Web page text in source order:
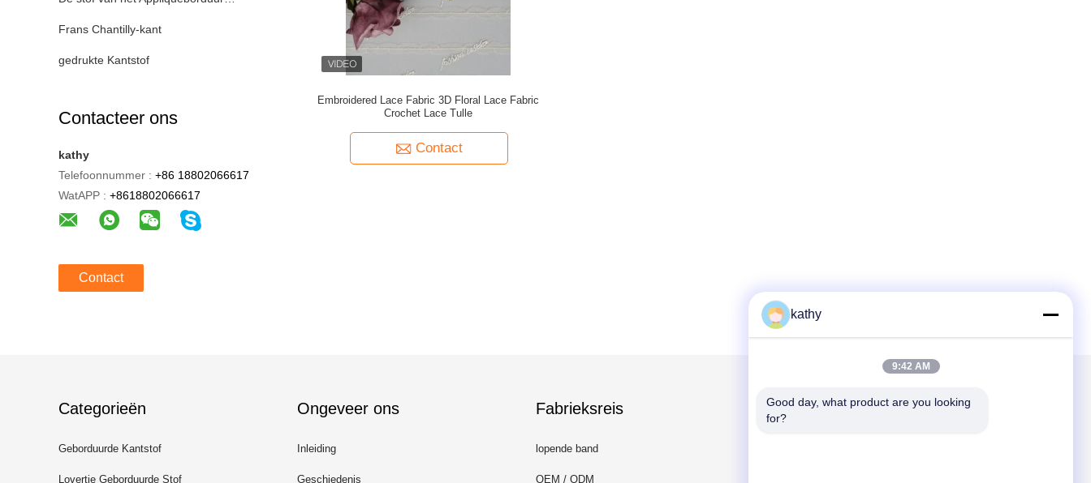
Frans Chantilly-kant
gedrukte Kantstof
Contacteer ons
kathy
Telefoonnummer : +86 18802066617
WatAPP : +8618802066617
Contact
Embroidered Lace Fabric 3D Floral Lace Fabric
Crochet Lace Tulle
Contact
Categorieën
Geborduurde Kantstof
Lovertje Geborduurde Stof
Ongeveer ons
Inleiding
Geschiedenis
Fabrieksreis
lopende band
OEM / ODM
Mail ons
kathy
9:42 AM
Good day, what product are you looking
for?